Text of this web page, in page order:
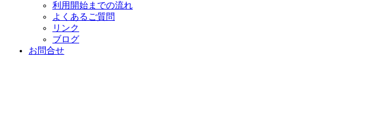
利用開始までの流れ
よくあるご質問
リンク
ブログ
お問合せ